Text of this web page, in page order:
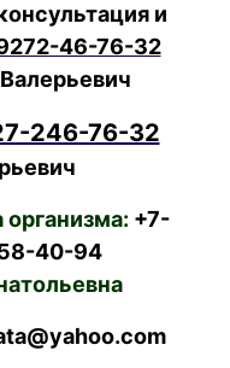
и
46-76-32
246-76-32
организма: +7-
40-94